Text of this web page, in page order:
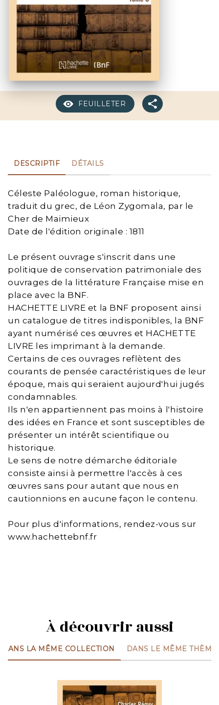
FEUILLETER
DESCRIPTIF DÉTAILS
Céleste Paléologue, roman historique,
traduit du grec, de Léon Zygomala, par le
Cher de Maimieux
Date de l'édition originale : 1811
Le présent ouvrage s'inscrit dans une
politique de conservation patrimoniale des
ouvrages de la littérature Française mise en
place avec la BNF.
HACHETTE LIVRE et la BNF proposent ainsi
un catalogue de titres indisponibles, la BNF
ayant numérisé ces œuvres et HACHETTE
LIVRE les imprimant à la demande.
Certains de ces ouvrages reflètent des
courants de pensée caractéristiques de leur
époque, mais qui seraient aujourd'hui jugés
condamnables.
Ils n'en appartiennent pas moins à l'histoire
des idées en France et sont susceptibles de
présenter un intérêt scientifique ou
historique.
Le sens de notre démarche éditoriale
consiste ainsi à permettre l'accès à ces
œuvres sans pour autant que nous en
cautionnions en aucune façon le contenu.
Pour plus d'informations, rendez-vous sur
www.hachettebnf.fr
À découvrir aussi
DANS LA MÊME COLLECTION DANS LE MÊME THÈME